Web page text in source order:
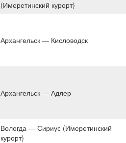
(Имеретинский курорт)
Архангельск — Кисловодск
Архангельск — Адлер
Вологда — Сириус (Имеретинский
курорт)